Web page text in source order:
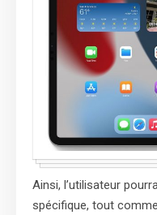
Ainsi, l’utilisateur
spécifique, tout